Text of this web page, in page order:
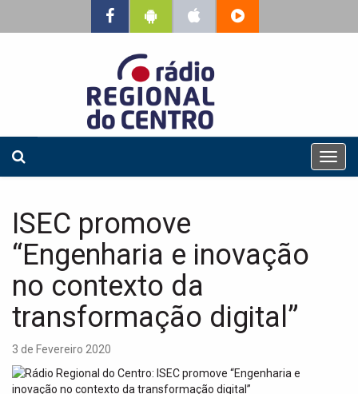
T
o
ISEC promove
“Engenharia e inovação
no contexto da
transformação digital”
3 de Fevereiro 2020